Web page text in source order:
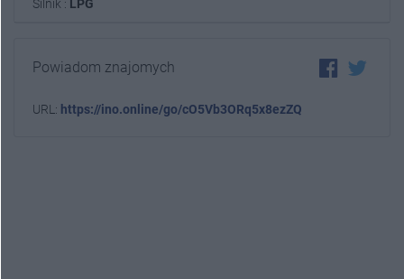
Silnik : LPG
Powiadom znajomych
URL: https://ino.online/go/cO5Vb3ORq5x8ezZQ